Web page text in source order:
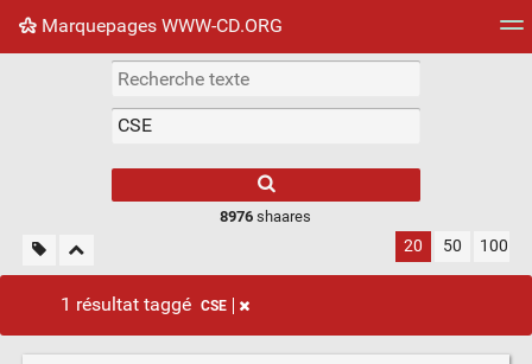
Marquepages WWW-CD.ORG
Nuage de tags Mur d'images
8976 shaares
20 50 100
1 résultat taggé CSE